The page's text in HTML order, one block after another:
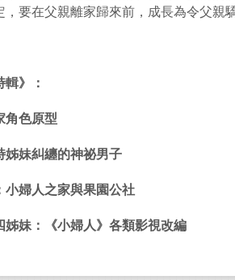
要在父親離家歸來前，成長為令父親
》：
角色原型
姊妹糾纏的神祕男子
小婦人之家與果園公社
姊妹：《小婦人》各類影視改編